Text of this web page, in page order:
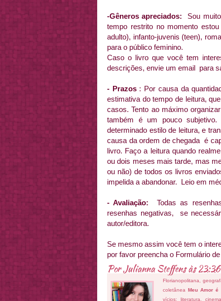
-Gêneros apreciados:
Sou
tempo restrito no momento
adulto), infanto-juvenis (teen),
para o público feminino.
Caso o livro que você tem
descrições, envie um email para
- Prazos: Por causa da
estimativa do tempo de leitura,
casos. Tento ao máximo
também é um pouco
determinado estilo de leitura, e
causa da ordem de chegada é
livro. Faço a leitura quando
ou dois meses mais tarde, mas
ou não) de todos os livros
impelida a abandonar. Leio em
- Avaliação: Todas as
resenhas negativas, se
autor/editora.
Se mesmo assim você tem o
por favor preencha o Formulário
PorJulianna Steffensàs23:36
Florianopolitana,
coletâneaMeu Amor é
vícios: literatura,